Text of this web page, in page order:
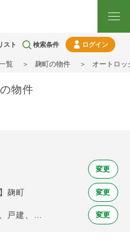
スト 検索条件 ログイン
覧 麹町の物件 オートロッ
物件
変更
麹町 変更
変更